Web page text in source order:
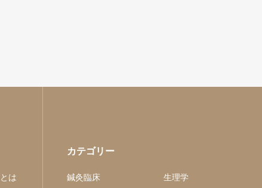
は
カテゴリー
鍼灸臨床 生理学